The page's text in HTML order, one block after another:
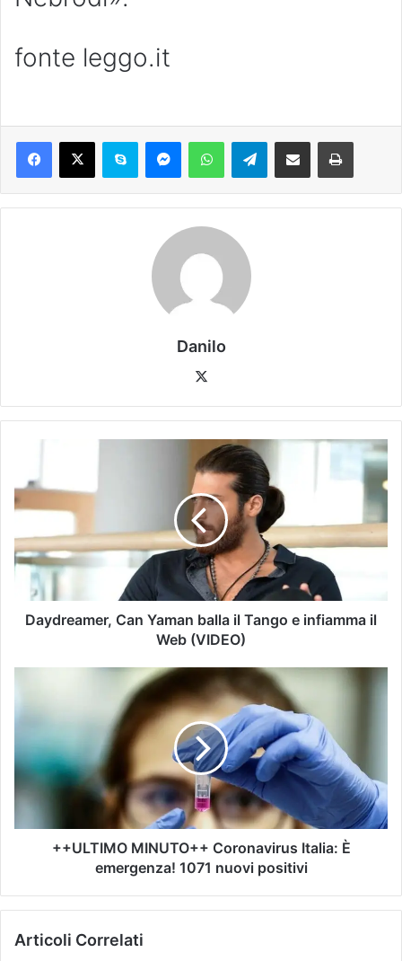
fonte leggo.it
Danilo
Daydreamer, Can Yaman balla il Tango e infiamma il
Web (VIDEO)
++ULTIMO MINUTO++ Coronavirus Italia: È
emergenza! 1071 nuovi positivi
Articoli Correlati